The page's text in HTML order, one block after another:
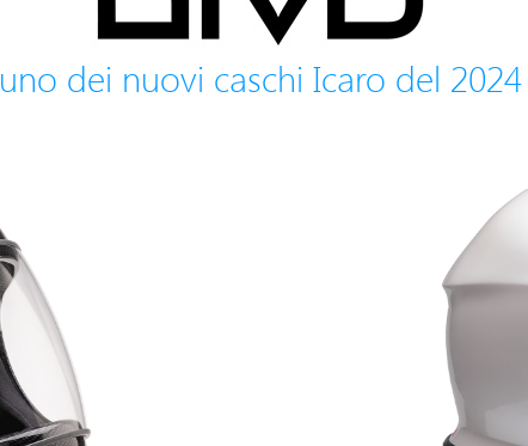
uno dei nuovi caschi Icaro del 2024